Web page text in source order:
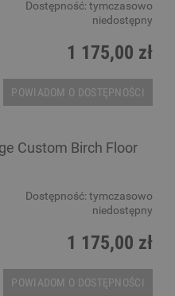
Dostępność: tymczasowo
niedostępny
1 175,00 zł
POWIADOM O DOSTĘPNOŚCI
Custom Birch Floor
Dostępność: tymczasowo
niedostępny
1 175,00 zł
POWIADOM O DOSTĘPNOŚCI